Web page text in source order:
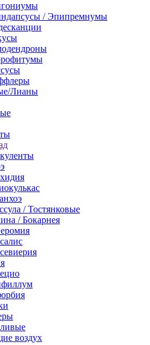
/ Эпипремнумы
Лианы
/ Тостянковые
/ Бокарнея
воздух